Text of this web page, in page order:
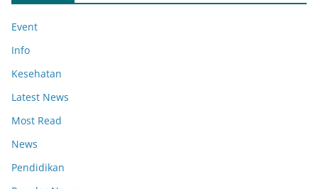
Event
Info
Kesehatan
Latest News
Most Read
News
Pendidikan